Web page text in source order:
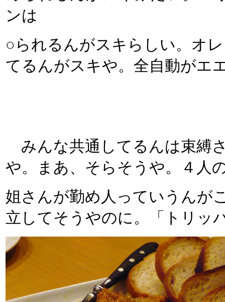
ンは
○られるんがスキらしい。オ
てるんがスキや。全自動がエ
みんな共通してるんは束縛
や。まあ、そらそうや。４人
姐さんが勤め人っていうんが
立してそうやのに。「トリッ